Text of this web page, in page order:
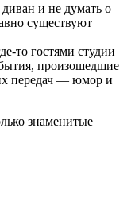
и не думать о
существуют
то гостями студии
произошедшие
передач — юмор и
знаменитые